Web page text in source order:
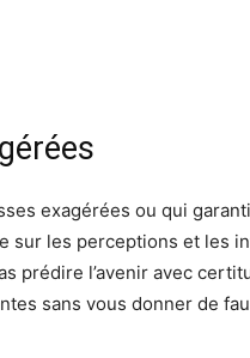
exagérées ou qui
sur les perceptions et les
prédire l’avenir avec
sans vous donner de